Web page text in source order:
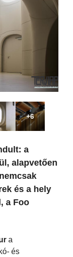
+6
a
alapvetően
és a hely
a Foo
a
és